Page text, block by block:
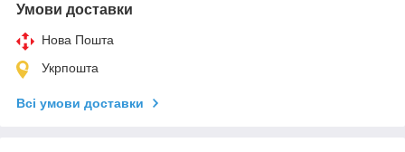
Умови доставки
Нова Пошта
Укрпошта
Всі умови доставки